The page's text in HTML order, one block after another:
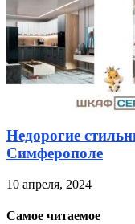
Недорогие
Симферополе
10 апреля, 2024
Самое читаемое